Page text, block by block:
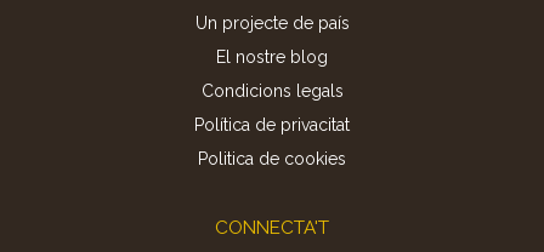
Un projecte de país
El nostre blog
Condicions legals
Política de privacitat
Politica de cookies
CONNECTA'T